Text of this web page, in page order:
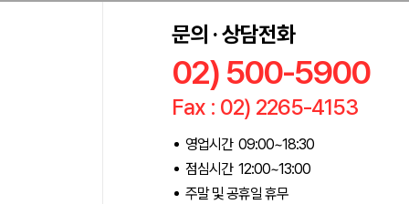
문의 · 상담전화
02) 500-5900
Fax : 02) 2265-4153
영업시간 09:00~18:30
점심시간 12:00~13:00
주말 및 공휴일 휴무